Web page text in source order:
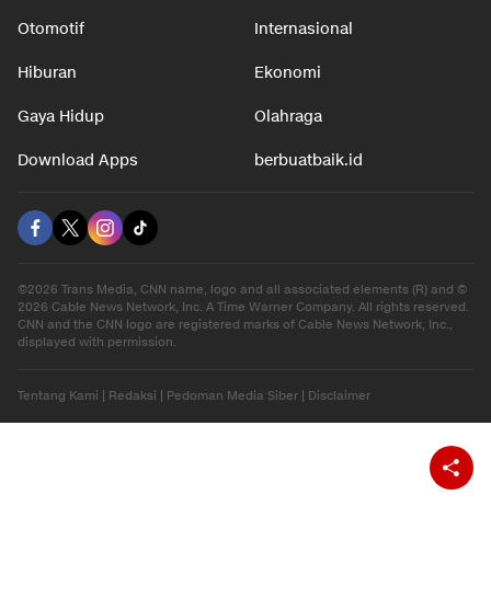
Otomotif Internasional
Hiburan Ekonomi
Gaya Hidup Olahraga
Download Apps berbuatbaik.id
©2026 Trans Media, CNN name, logo and all associated elements (R) and ©
2026 Cable News Network, Inc. A Time Warner Company. All rights reserved.
CNN and the CNN logo are registered marks of Cable News Network, Inc.,
displayed with permission.
Tentang Kami | Redaksi | Pedoman Media Siber | Disclaimer